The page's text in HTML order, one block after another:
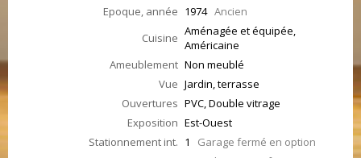
Epoque, année 1974 Ancien
Cuisine Aménagée et équipée,
Américaine
Ameublement Non meublé
Vue Jardin, terrasse
Ouvertures PVC, Double vitrage
Exposition Est-Ouest
Stationnement int. 1 Garage fermé en option